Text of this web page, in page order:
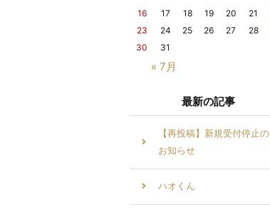
« 7月
16
17 18 19 20 21
23
24 25 26 27 28
30
31
最新の記事
【再投稿】新規受付停止の
お知らせ
ハオくん